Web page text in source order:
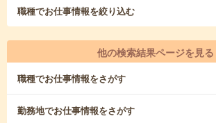
職種でお仕事情報を絞り込む
他の検索結果ページを見る
職種でお仕事情報をさがす
勤務地でお仕事情報をさがす